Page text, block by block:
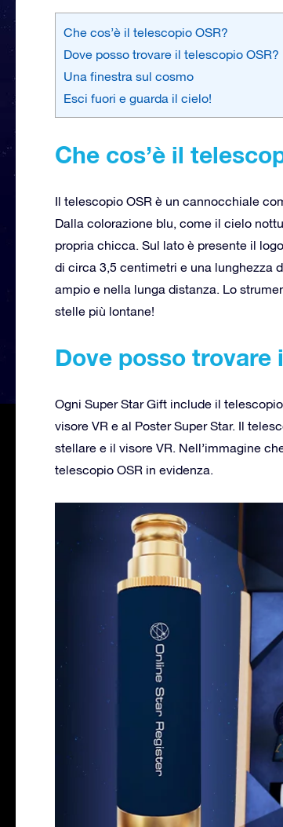
Che cos’è il telescopio OSR?
Dove posso trovare il telescopio OSR?
Una finestra sul cosmo
Esci fuori e guarda il cielo!
Che cos’è il
Il telescopio OSR è un cannocchiale
Dalla colorazione blu, come il cielo
propria chicca. Sul lato è presente il
di circa 3,5 centimetri e una lunghezza
ampio e nella lunga distanza. Lo
stelle più lontane!
Dove posso trovare
Ogni Super Star Gift include il
visore VR e al Poster Super Star. Il
stellare e il visore VR. Nell’immagine
telescopio OSR in evidenza.